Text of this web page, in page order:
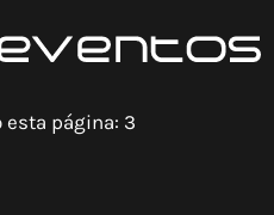
esta página: 3